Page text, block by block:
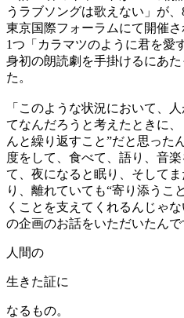
うラブソングは歌えない」が、
東京国際フォーラムにて開催
1つ「カラマツのように君を愛
身初の朗読劇を手掛けるにあ
た。
「このような状況において、
てなんだろうと考えたときに
んと繰り返すこと”だと思った
度をして、食べて、語り、音
て、夜になると眠り、そして
り、離れていても“寄り添うこ
くことを支えてくれるんじゃ
の企画のお話をいただいたんで
人間の
生きた証に
なるもの。